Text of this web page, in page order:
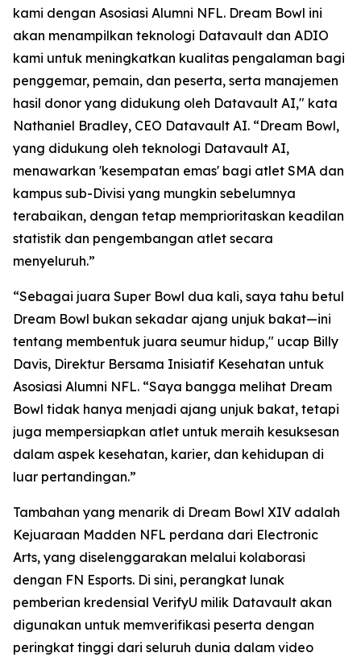
kami dengan Asosiasi Alumni NFL. Dream Bowl ini
akan menampilkan teknologi Datavault dan ADIO
kami untuk meningkatkan kualitas pengalaman bagi
penggemar, pemain, dan peserta, serta manajemen
hasil donor yang didukung oleh Datavault AI," kata
Nathaniel Bradley, CEO Datavault AI. “Dream Bowl,
yang didukung oleh teknologi Datavault AI,
menawarkan 'kesempatan emas' bagi atlet SMA dan
kampus sub-Divisi yang mungkin sebelumnya
terabaikan, dengan tetap memprioritaskan keadilan
statistik dan pengembangan atlet secara
menyeluruh.”
“Sebagai juara Super Bowl dua kali, saya tahu betul
Dream Bowl bukan sekadar ajang unjuk bakat—ini
tentang membentuk juara seumur hidup," ucap Billy
Davis, Direktur Bersama Inisiatif Kesehatan untuk
Asosiasi Alumni NFL. “Saya bangga melihat Dream
Bowl tidak hanya menjadi ajang unjuk bakat, tetapi
juga mempersiapkan atlet untuk meraih kesuksesan
dalam aspek kesehatan, karier, dan kehidupan di
luar pertandingan.”
Tambahan yang menarik di Dream Bowl XIV adalah
Kejuaraan Madden NFL perdana dari Electronic
Arts, yang diselenggarakan melalui kolaborasi
dengan FN Esports. Di sini, perangkat lunak
pemberian kredensial VerifyU milik Datavault akan
digunakan untuk memverifikasi peserta dengan
peringkat tinggi dari seluruh dunia dalam video